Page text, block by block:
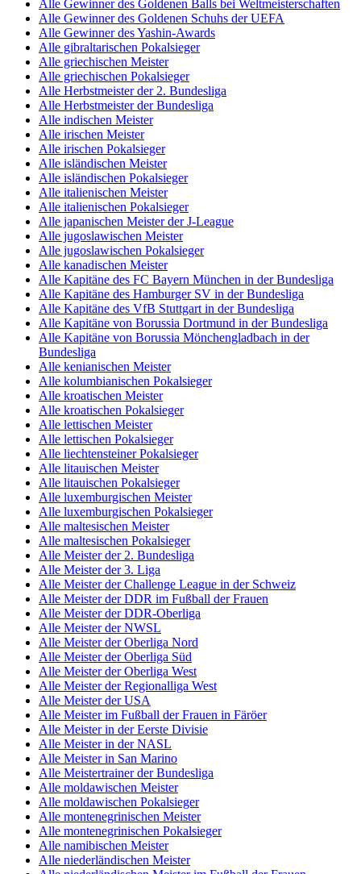
Alle Gewinner des Goldenen Balls bei Weltmeisterschaften
Alle Gewinner des Goldenen Schuhs der UEFA
Alle Gewinner des Yashin-Awards
Alle gibraltarischen Pokalsieger
Alle griechischen Meister
Alle griechischen Pokalsieger
Alle Herbstmeister der 2. Bundesliga
Alle Herbstmeister der Bundesliga
Alle indischen Meister
Alle irischen Meister
Alle irischen Pokalsieger
Alle isländischen Meister
Alle isländischen Pokalsieger
Alle italienischen Meister
Alle italienischen Pokalsieger
Alle japanischen Meister der J-League
Alle jugoslawischen Meister
Alle jugoslawischen Pokalsieger
Alle kanadischen Meister
Alle Kapitäne des FC Bayern München in der Bundesliga
Alle Kapitäne des Hamburger SV in der Bundesliga
Alle Kapitäne des VfB Stuttgart in der Bundesliga
Alle Kapitäne von Borussia Dortmund in der Bundesliga
Alle Kapitäne von Borussia Mönchengladbach in der
Bundesliga
Alle kenianischen Meister
Alle kolumbianischen Pokalsieger
Alle kroatischen Meister
Alle kroatischen Pokalsieger
Alle lettischen Meister
Alle lettischen Pokalsieger
Alle liechtensteiner Pokalsieger
Alle litauischen Meister
Alle litauischen Pokalsieger
Alle luxemburgischen Meister
Alle luxemburgischen Pokalsieger
Alle maltesischen Meister
Alle maltesischen Pokalsieger
Alle Meister der 2. Bundesliga
Alle Meister der 3. Liga
Alle Meister der Challenge League in der Schweiz
Alle Meister der DDR im Fußball der Frauen
Alle Meister der DDR-Oberliga
Alle Meister der NWSL
Alle Meister der Oberliga Nord
Alle Meister der Oberliga Süd
Alle Meister der Oberliga West
Alle Meister der Regionalliga West
Alle Meister der USA
Alle Meister im Fußball der Frauen in Färöer
Alle Meister in der Eerste Divisie
Alle Meister in der NASL
Alle Meister in San Marino
Alle Meistertrainer der Bundesliga
Alle moldawischen Meister
Alle moldawischen Pokalsieger
Alle montenegrinischen Meister
Alle montenegrinischen Pokalsieger
Alle namibischen Meister
Alle niederländischen Meister